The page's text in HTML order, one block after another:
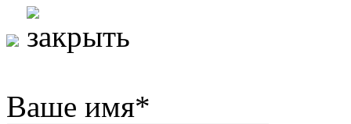
Ваше имя*